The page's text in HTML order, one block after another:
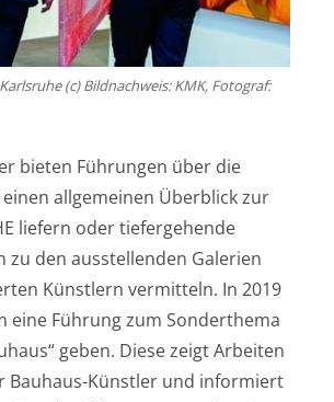
(c) Bildnachweis: KMK, Fotograf:
bieten Führungen über die
einen allgemeinen Überblick zur
liefern oder tiefergehende
zu den ausstellenden Galerien
Künstlern vermitteln. In 2019
eine Führung zum Sonderthema
geben. Diese zeigt Arbeiten
Bauhaus-Künstler und informiert